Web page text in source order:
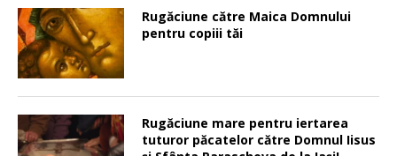
Rugăciune către Maica Domnului
pentru copiii tăi
Rugăciune mare pentru iertarea
tuturor păcatelor către Domnul Iisus